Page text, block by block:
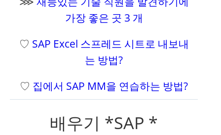
가장 좋은 곳 3 개
♡ SAP Excel 스프레드 시트로 내보내
는 방법?
♡ 집에서 SAP MM을 연습하는 방법?
배우기 *SAP *